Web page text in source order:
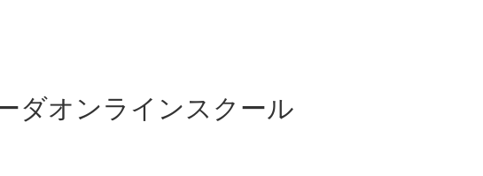
ダオンラインスクール